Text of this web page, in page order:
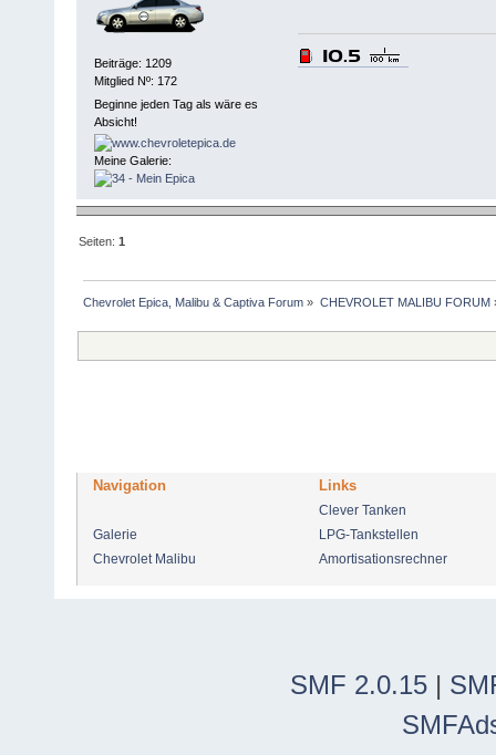
Beiträge: 1209
Mitglied Nº: 172
Beginne jeden Tag als wäre es
Absicht!
Meine Galerie:
Seiten:1
Chevrolet Epica, Malibu & Captiva Forum » CHEVROLET MALIBU FORUM
Navigation Links
Clever Tanken
Galerie
LPG-Tankstellen
Chevrolet Malibu
Amortisationsrechner
SMF 2.0.15 |